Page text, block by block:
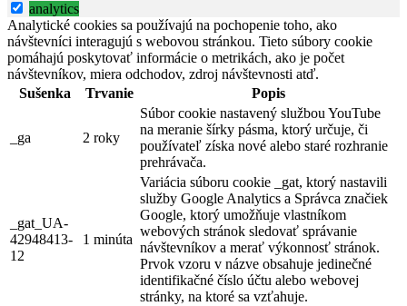
analytics
Analytické cookies sa používajú na pochopenie toho, ako
návštevníci interagujú s webovou stránkou. Tieto súbory cookie
pomáhajú poskytovať informácie o metrikách, ako je počet
návštevníkov, miera odchodov, zdroj návštevnosti atď.
Sušenka
Trvanie Popis
_ga 2 roky
Súbor cookie nastavený službou YouTube
na meranie šírky pásma, ktorý určuje, či
používateľ získa nové alebo staré rozhranie
prehrávača.
_gat_UA-
42948413-
12
1 minúta
Variácia súboru cookie _gat, ktorý nastavili
služby Google Analytics a Správca značiek
Google, ktorý umožňuje vlastníkom
webových stránok sledovať správanie
návštevníkov a merať výkonnosť stránok.
Prvok vzoru v názve obsahuje jedinečné
identifikačné číslo účtu alebo webovej
stránky, na ktoré sa vzťahuje.